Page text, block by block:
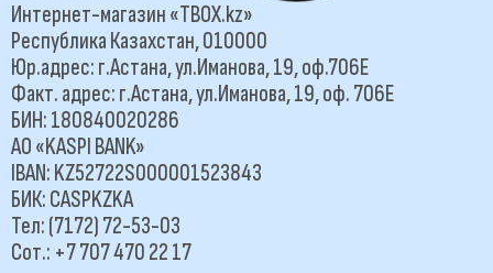
Интернет-магазин «TBOX.kz»
Республика Казахстан, 010000
Юр.адрес: г.Астана, ул.Иманова, 19, оф.706Е
Факт. адрес: г.Астана, ул.Иманова, 19, оф. 706Е
БИН: 180840020286
АО «KASPI BANK»
IBAN: KZ52722S000001523843
БИК: CASPKZKA
Тел: (7172) 72-53-03
Сот.: +7 707 470 22 17